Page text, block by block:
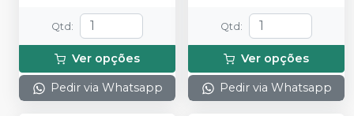
Qtd:
Ver opções
Pedir via Whatsapp
Qtd:
Ver opções
Pedir via Whatsapp